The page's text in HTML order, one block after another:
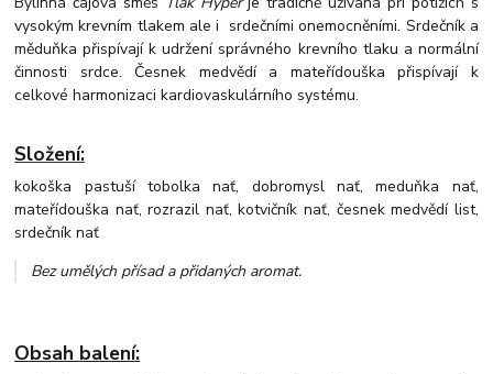
vysokým krevním tlakem ale i srdečními onemocněními. Srdečník a
měduňka přispívají k udržení správného krevního tlaku a normální
činnosti srdce. Česnek medvědí a mateřídouška přispívají k
celkové harmonizaci kardiovaskulárního systému.
Složení:
kokoška pastuší tobolka nať, dobromysl nať, meduňka nať,
mateřídouška nať, rozrazil nať, kotvičník nať, česnek medvědí list,
srdečník nať
Bez umělých přísad a přidaných aromat.
Obsah balení: